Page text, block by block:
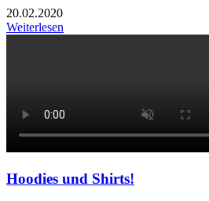
20.02.2020
Weiterlesen
Hoodies und Shirts!